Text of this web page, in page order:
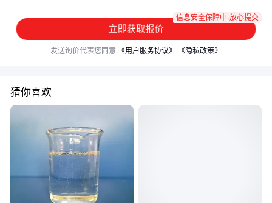
立即获取报价
信息安全保障中·放心提交
发送询价代表您同意 《用户服务协议》 《隐私政策》
猜你喜欢